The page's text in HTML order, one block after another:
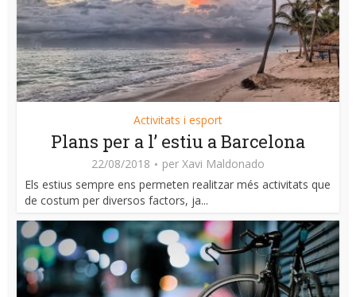
Activitats i esport
Plans per a l’ estiu a Barcelona
22/08/2018 per Xavi Maldonado
Els estius sempre ens permeten realitzar més activitats que
de costum per diversos factors, ja...